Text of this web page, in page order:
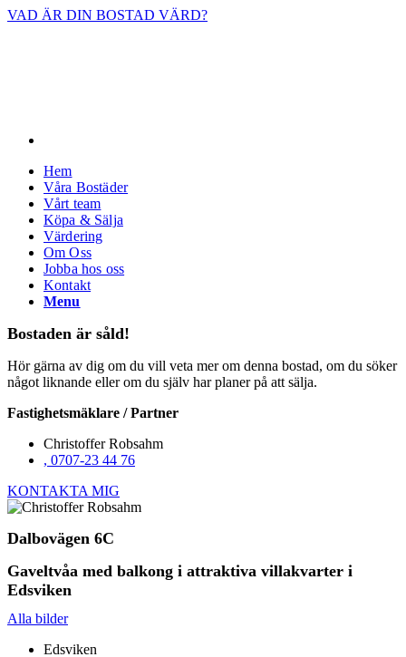
VAD ÄR DIN BOSTAD VÄRD?
Hem
Våra Bostäder
Vårt team
Köpa & Sälja
Värdering
Om Oss
Jobba hos oss
Kontakt
Menu
Bostaden är såld!
Hör gärna av dig om du vill veta mer om denna bostad, om du söker
något liknande eller om du själv har planer på att sälja.
Fastighetsmäklare / Partner
Christoffer Robsahm
, 0707-23 44 76
KONTAKTA MIG
Dalbovägen 6C
Gaveltvåa med balkong i attraktiva villakvarter i
Edsviken
Alla bilder
Edsviken